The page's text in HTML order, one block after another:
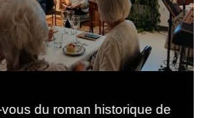
du roman historique de